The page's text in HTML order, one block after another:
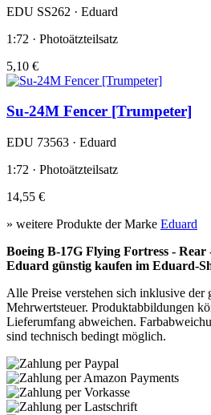
EDU SS262 · Eduard
1:72 · Photoätzteilsatz
5,10 €
Su-24M Fencer [Trumpeter]
EDU 73563 · Eduard
1:72 · Photoätzteilsatz
14,55 €
» weitere Produkte der Marke Eduard
Boeing B-17G Flying Fortress -
Eduard günstig kaufen im Eduard-
Alle Preise verstehen sich inklusive der
Mehrwertsteuer. Produktabbildungen
Lieferumfang abweichen.
sind technisch bedingt möglich.